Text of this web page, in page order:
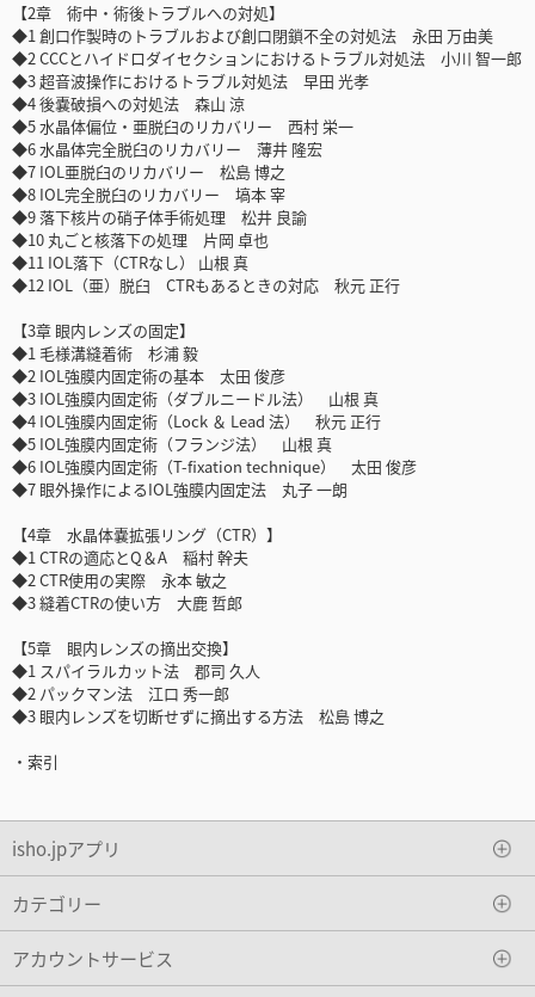
【2章 術中・術後トラブルへの対処】
◆1 創口作製時のトラブルおよび創口閉鎖不全の対処法 永田 万由美
◆2 CCCとハイドロダイセクションにおけるトラブル対処法 小川 智一郎
◆3 超音波操作におけるトラブル対処法 早田 光孝
◆4 後嚢破損への対処法 森山 涼
◆5 水晶体偏位・亜脱臼のリカバリー 西村 栄一
◆6 水晶体完全脱臼のリカバリー 薄井 隆宏
◆7 IOL亜脱臼のリカバリー 松島 博之
◆8 IOL完全脱臼のリカバリー 塙本 宰
◆9 落下核片の硝子体手術処理 松井 良諭
◆10 丸ごと核落下の処理 片岡 卓也
◆11 IOL落下（CTRなし） 山根 真
◆12 IOL（亜）脱臼 CTRもあるときの対応 秋元 正行
【3章 眼内レンズの固定】
◆1 毛様溝縫着術 杉浦 毅
◆2 IOL強膜内固定術の基本 太田 俊彦
◆3 IOL強膜内固定術（ダブルニードル法） 山根 真
◆4 IOL強膜内固定術（Lock ＆ Lead 法） 秋元 正行
◆5 IOL強膜内固定術（フランジ法） 山根 真
◆6 IOL強膜内固定術（T-fixation technique） 太田 俊彦
◆7 眼外操作によるIOL強膜内固定法 丸子 一朗
【4章 水晶体嚢拡張リング（CTR）】
◆1 CTRの適応とQ＆A 稲村 幹夫
◆2 CTR使用の実際 永本 敏之
◆3 縫着CTRの使い方 大鹿 哲郎
【5章 眼内レンズの摘出交換】
◆1 スパイラルカット法 郡司 久人
◆2 パックマン法 江口 秀一郎
◆3 眼内レンズを切断せずに摘出する方法 松島 博之
・索引
isho.jpアプリ
カテゴリー
アカウントサービス